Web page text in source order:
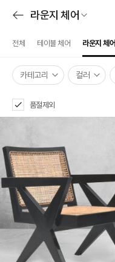
라운지 체어
전체 테이블 체어 라운지 체어
카테고리 컬러
품절제외